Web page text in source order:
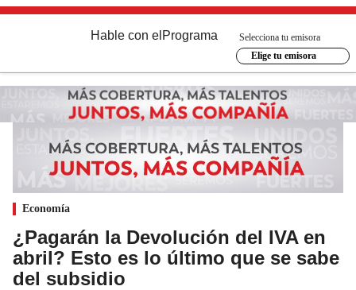
Hable con el Programa
Selecciona tu emisora
Elige tu emisora
Economía
¿Pagarán la Devolución del IVA en
abril? Esto es lo último que se sabe
del subsidio